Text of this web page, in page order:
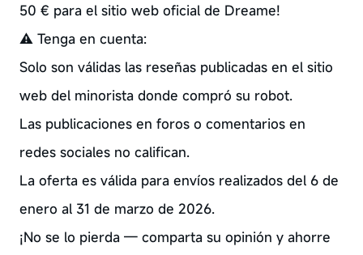
50 € para el sitio web oficial de Dreame!
⚠️ Tenga en cuenta:
Solo son válidas las reseñas publicadas en el sitio
web del minorista donde compró su robot.
Las publicaciones en foros o comentarios en
redes sociales no califican.
La oferta es válida para envíos realizados del 6 de
enero al 31 de marzo de 2026.
¡No se lo pierda — comparta su opinión y ahorre